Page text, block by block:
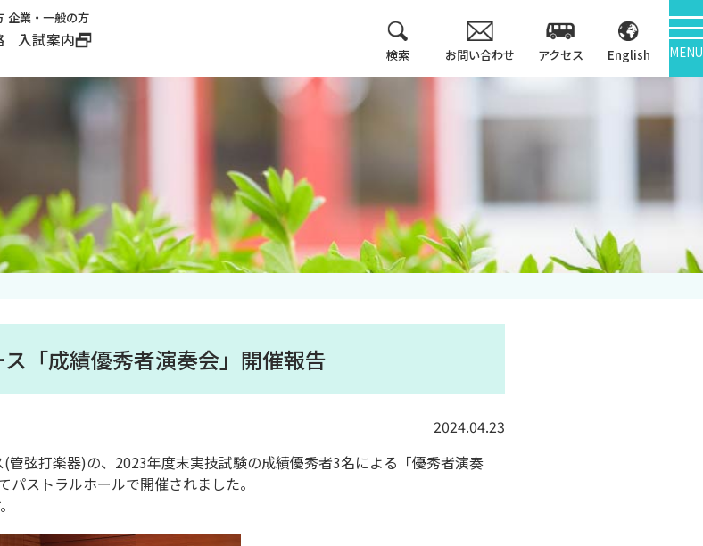
企業・一般の方
入試案内
検索 お問い合わせ アクセス English MENU
精神
マーク・公式キ
クター
教育方針
カリキュラム・マッ
プ等
キャンパス紹介
内部質保証
中期計画
「成績優秀者演奏会」開催報告
2024.04.23
弦打楽器)の、2023年度末実技試験の成績優秀者3名による「優秀者演奏
ストラルホールで開催されました。